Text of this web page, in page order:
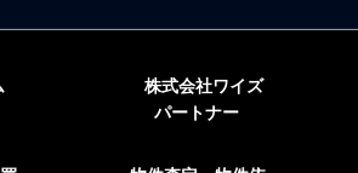
株式会社ワイズ
パートナー